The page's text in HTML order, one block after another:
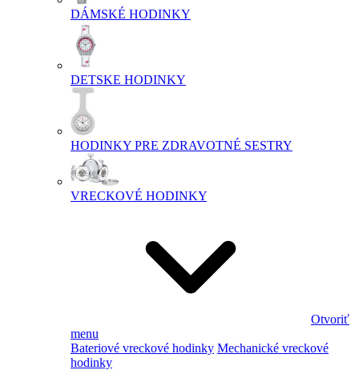
DÁMSKÉ HODINKY
DETSKE HODINKY
HODINKY PRE ZDRAVOTNÉ SESTRY
VRECKOVÉ HODINKY
Otvoriť
menu
Bateriové vreckové hodinky Mechanické vreckové
hodinky